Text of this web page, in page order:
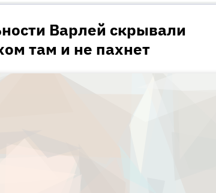
Варлей скрывали
там и не пахнет